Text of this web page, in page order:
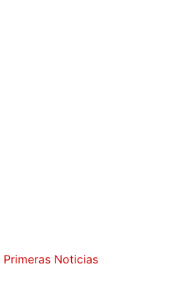
Primeras Noticias